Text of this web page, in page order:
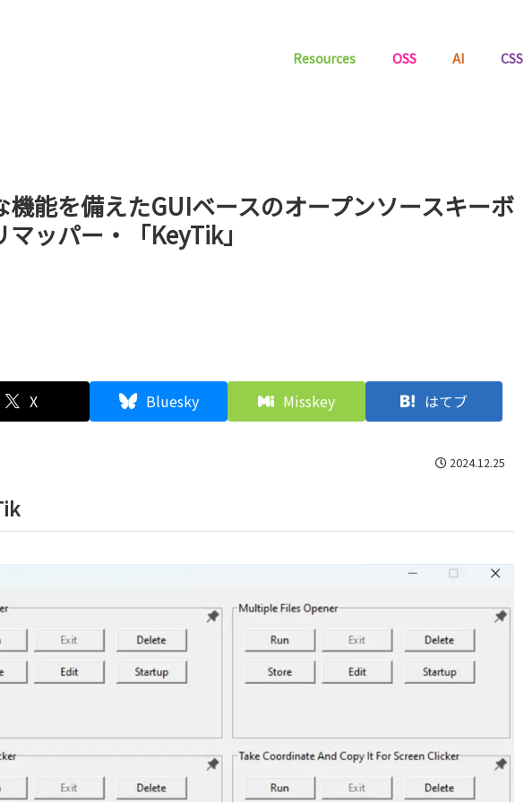
Resources OSS AI CSS
機能を備えたGUIベースのオープンソースキーボ
マッパー・「KeyTik」
X Bluesky Misskey はてブ
2024.12.25